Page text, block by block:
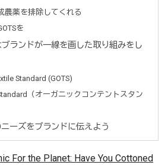
農薬を排除してくれる
を
ランドが一線を画した取り組みをし
Standard (GOTS)
（オーガニックコンテントスタン
ーズをブランドに伝えよう
For the Planet: Have You Cottoned